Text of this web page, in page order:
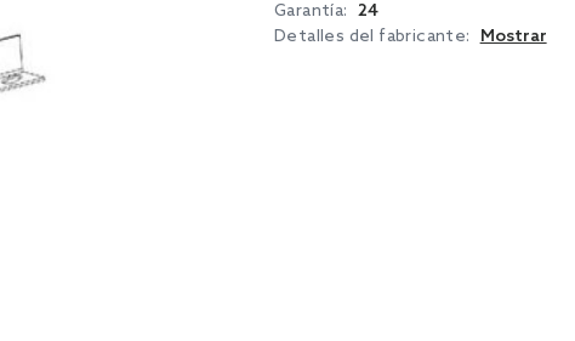
Garantía: 24
Detalles del fabricante:
Mostrar